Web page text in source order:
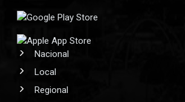
Nacional
Local
Regional